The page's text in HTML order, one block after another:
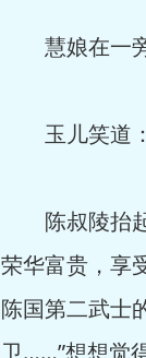
慧娘在一旁
玉儿笑道：
陈叔陵抬起
荣华富贵，享
陈国第二武士
卫……”想想觉